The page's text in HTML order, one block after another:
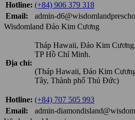
Hotline: (+84) 906 379 318
Email:
admin-
Wisdomland Đảo Kim Cương
Địa chỉ:
Tháp Hawaii, Đảo Kim
TP Hồ Chí Minh.
(Tháp Hawaii, Đảo Kim
Tây, Thành phố Thủ Đức)
Hotline: (+84) 707 505 993
Email:
admin-